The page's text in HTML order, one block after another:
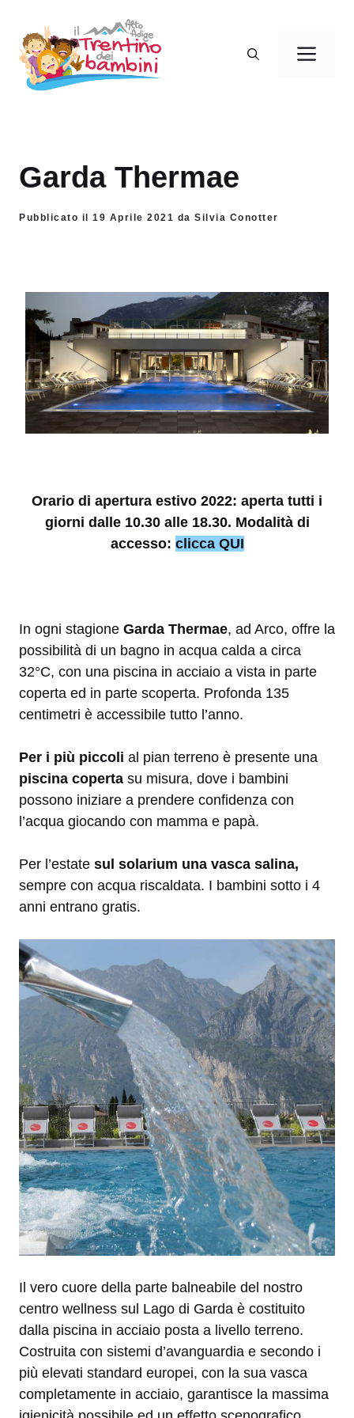
contenuto
Garda Thermae
Pubblicato il 19 Aprile 2021 da Silvia Conotter
Orario di apertura estivo 2022: aperta tutti i
giorni dalle 10.30 alle 18.30. Modalità di
accesso: clicca QUI
In ogni stagione Garda Thermae, ad Arco, offre la
possibilità di un bagno in acqua calda a circa
32°C, con una piscina in acciaio a vista in parte
coperta ed in parte scoperta. Profonda 135
centimetri è accessibile tutto l’anno.
Per i più piccoli al pian terreno è presente una
piscina coperta su misura, dove i bambini
possono iniziare a prendere confidenza con
l’acqua giocando con mamma e papà.
Per l’estate sul solarium una vasca salina,
sempre con acqua riscaldata. I bambini sotto i 4
anni entrano gratis.
Il vero cuore della parte balneabile del nostro
centro wellness sul Lago di Garda è costituito
dalla piscina in acciaio posta a livello terreno.
Costruita con sistemi d’avanguardia e secondo i
più elevati standard europei, con la sua vasca
completamente in acciaio, garantisce la massima